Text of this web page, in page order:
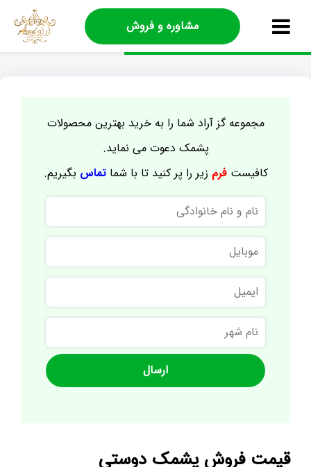
مشاوره و فروش
مجموعه گز آراد شما را به خرید بهترین محصولات
پشمک دعوت می نماید.
کافیستفرم زیر را پر کنید تا با شماتماس بگیریم.
نام
و
نام
خانوادگی
موبایل
ایمیل
نام
شهر
قیمت فروش پشمک دوستی